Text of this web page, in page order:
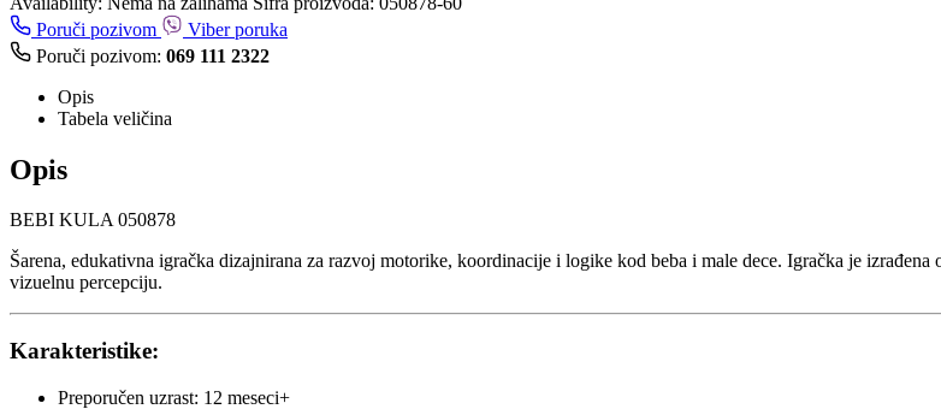
Poruči pozivom
Viber poruka
Poruči pozivom: 069 111 2322
Opis
Tabela veličina
Opis
BEBI KULA 050878
Šarena, edukativna igračka dizajnirana za razvoj motorike, koordinacije i logike kod beba i male dece. Igračka je
vizuelnu percepciju.
Karakteristike:
Preporučen uzrast: 12 meseci+